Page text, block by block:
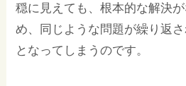
穏に見えても、根本的な解決
め、同じような問題が繰り返
となってしまうのです。